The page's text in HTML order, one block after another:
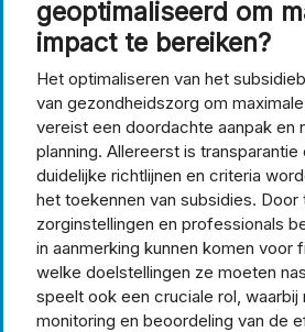
geoptimaliseerd om
impact te bereiken?
Het optimaliseren van het
van gezondheidszorg om
vereist een doordachte aanpak en
planning. Allereerst is
duidelijke richtlijnen en criteria
het toekennen van subsidies. Door
zorginstellingen en professionals
in aanmerking kunnen komen voor
welke doelstellingen ze moeten
speelt ook een cruciale rol, waarbij
monitoring en beoordeling van de